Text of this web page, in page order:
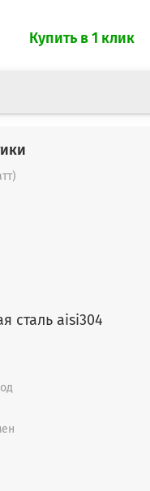
Купить в 1 клик
сталь aisi304